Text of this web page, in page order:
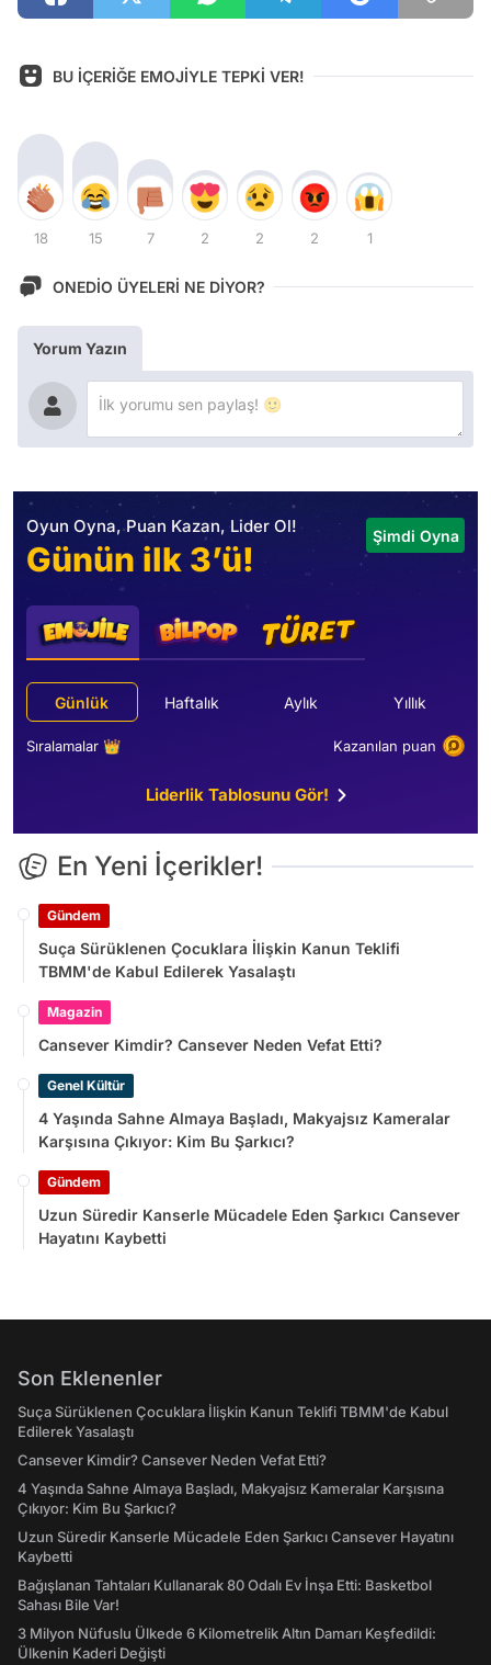
BU İÇERİĞE EMOJİYLE TEPKİ VER!
18 15 7 2 2 2 1
ONEDİO ÜYELERİ NE DİYOR?
Yorum Yazın
Oyun Oyna, Puan Kazan, Lider Ol!
Günün ilk 3’ü!
Şimdi Oyna
Günlük Haftalık Aylık Yıllık
Sıralamalar 👑 Kazanılan puan
Liderlik Tablosunu Gör!
En Yeni İçerikler!
Gündem
Suça Sürüklenen Çocuklara İlişkin Kanun Teklifi
TBMM'de Kabul Edilerek Yasalaştı
Magazin
Cansever Kimdir? Cansever Neden Vefat Etti?
Genel Kültür
4 Yaşında Sahne Almaya Başladı, Makyajsız Kameralar
Karşısına Çıkıyor: Kim Bu Şarkıcı?
Gündem
Uzun Süredir Kanserle Mücadele Eden Şarkıcı Cansever
Hayatını Kaybetti
Son Eklenenler
Suça Sürüklenen Çocuklara İlişkin Kanun Teklifi TBMM'de Kabul
Edilerek Yasalaştı
Cansever Kimdir? Cansever Neden Vefat Etti?
4 Yaşında Sahne Almaya Başladı, Makyajsız Kameralar Karşısına
Çıkıyor: Kim Bu Şarkıcı?
Uzun Süredir Kanserle Mücadele Eden Şarkıcı Cansever Hayatını
Kaybetti
Bağışlanan Tahtaları Kullanarak 80 Odalı Ev İnşa Etti: Basketbol
Sahası Bile Var!
3 Milyon Nüfuslu Ülkede 6 Kilometrelik Altın Damarı Keşfedildi:
Ülkenin Kaderi Değişti